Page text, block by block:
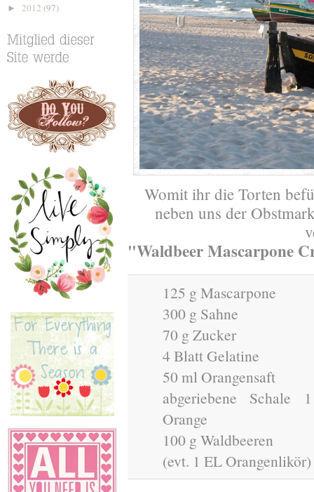
► 2012 (97)
Womit ihr die Torten
neben uns der
"Waldbeer Mascarpone
125 g Mascarpone
300 g Sahne
70 g Zucker
4 Blatt Gelatine
50 ml Orangensaft
abgeriebene Schale 1
Orange
100 g Waldbeeren
(evt. 1 EL Orangenlikör)